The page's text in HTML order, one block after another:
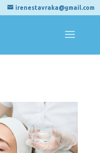
irenestavraka@gmail.com